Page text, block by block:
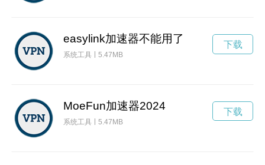
easylink加速器不能用了
系统工具 5.47MB
下载
MoeFun加速器2024
系统工具 5.47MB
下载